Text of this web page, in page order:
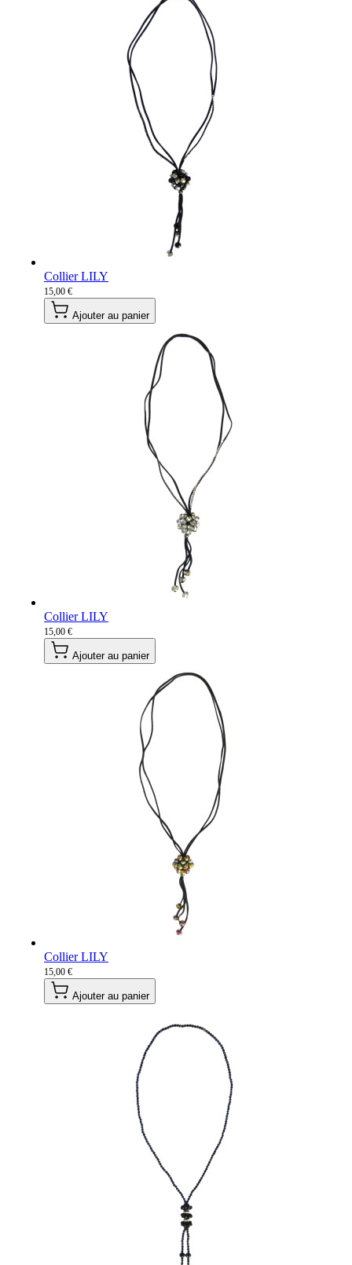
Collier LILY
15,00 €
Ajouter au panier
Collier LILY
15,00 €
Ajouter au panier
Collier LILY
15,00 €
Ajouter au panier